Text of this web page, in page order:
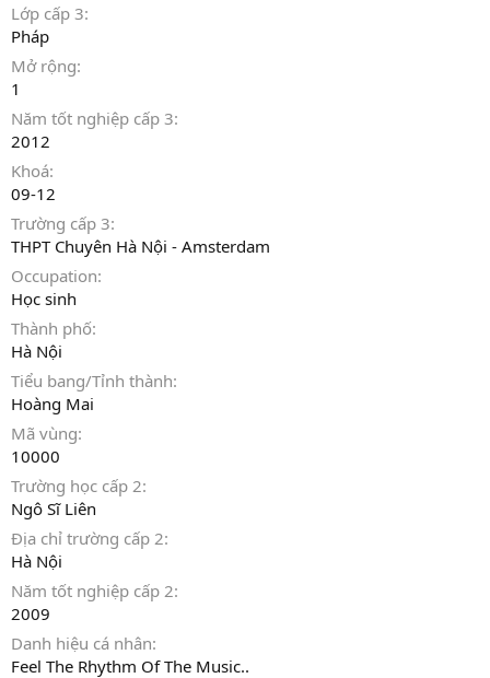
Lớp cấp 3
Pháp
Mở rộng
1
Năm tốt nghiệp cấp 3
2012
Khoá
09-12
Trường cấp 3
THPT Chuyên Hà Nội - Amsterdam
Occupation
Học sinh
Thành phố
Hà Nội
Tiểu bang/Tỉnh thành
Hoàng Mai
Mã vùng
10000
Trường học cấp 2
Ngô Sĩ Liên
Địa chỉ trường cấp 2
Hà Nội
Năm tốt nghiệp cấp 2
2009
Danh hiệu cá nhân
Feel The Rhythm Of The Music..